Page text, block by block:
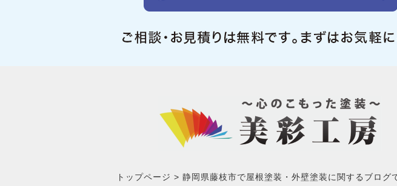
トップページ 静岡県藤枝市で屋根塗装・外壁塗装に関するブログ